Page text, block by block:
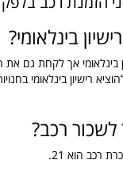
בינלאומי?
בינלאומי אך לקחת גם
רישיון בינלאומי
לשכור רכב?
רכב הוא 21.